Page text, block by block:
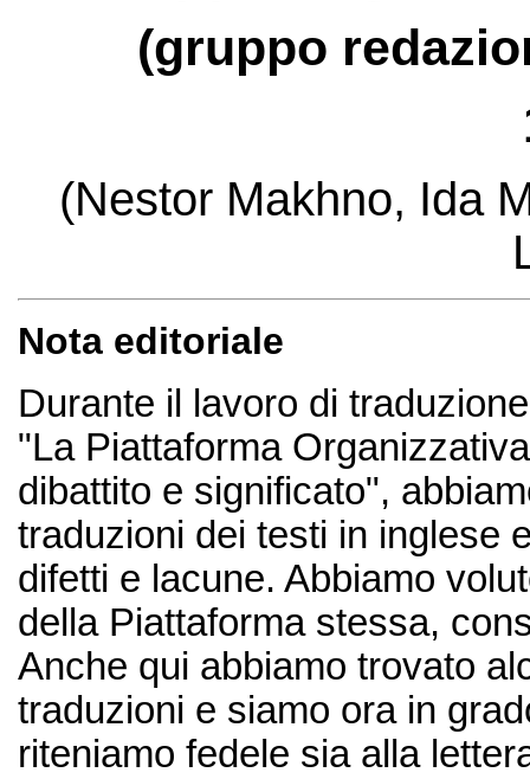
(gruppo
(Nestor Makhno, Ida
Nota editoriale
Durante il lavoro di
"La Piattaforma
dibattito e significato",
traduzioni dei testi in inglese
difetti e lacune. Abbiamo
della Piattaforma stessa,
Anche qui abbiamo trovato
traduzioni e siamo ora in
riteniamo fedele sia alla